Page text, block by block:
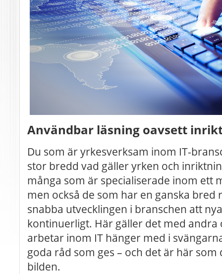
Användbar läsning oavsett
Du som är yrkesverksam inom IT-
stor bredd vad gäller yrken och
många som är specialiserade inom ett
men också de som har en ganska bred
snabba utvecklingen i branschen att
kontinuerligt. Här gäller det med andra
arbetar inom IT hänger med i
goda råd som ges – och det är här
bilden.